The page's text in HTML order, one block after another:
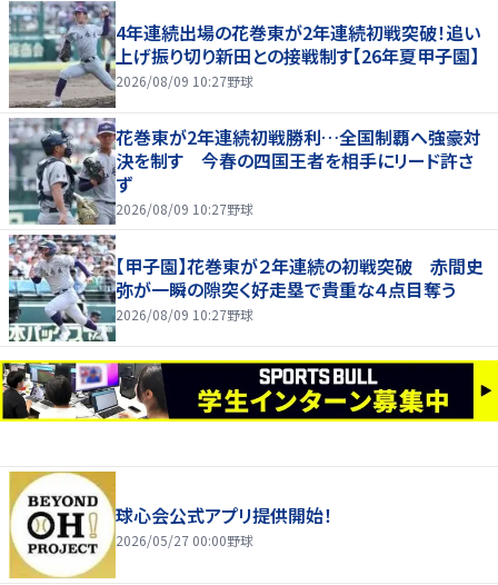
4年連続出場の花巻東が2年連続初戦突破！追い
上げ振り切り新田との接戦制す【26年夏甲子園】
2026/08/09 10:27野球
花巻東が2年連続初戦勝利…全国制覇へ強豪対
決を制す 今春の四国王者を相手にリード許さ
ず
2026/08/09 10:27野球
【甲子園】花巻東が２年連続の初戦突破 赤間史
弥が一瞬の隙突く好走塁で貴重な４点目奪う
2026/08/09 10:27野球
球心会公式アプリ提供開始！
2026/05/27 00:00野球